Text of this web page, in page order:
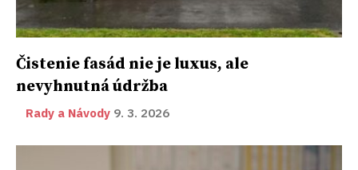
Čistenie fasád nie je luxus, ale
nevyhnutná údržba
Rady a Návody 9. 3. 2026